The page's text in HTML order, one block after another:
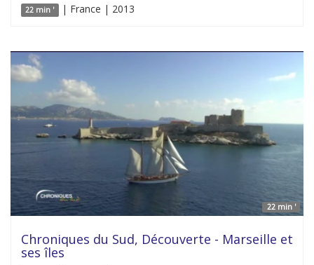
22 min ' | France | 2013
22 min '
Chroniques du Sud, Découverte - Marseille et
ses îles